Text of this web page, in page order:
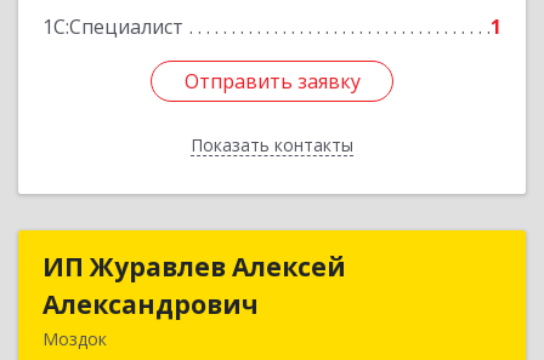
1С:Специалист
1
Отправить заявку
Показать контакты
Отправить заявку
Назад
ИП Журавлев Алексей
Александрович
Моздок
ИП Журавлев Алексей